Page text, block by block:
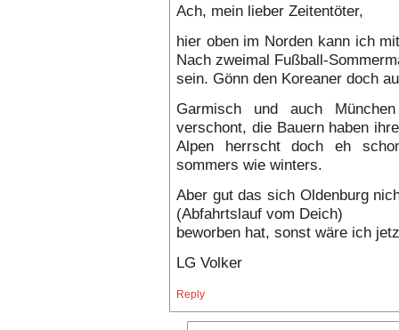
Ach, mein lieber Zeitentöter,
hier oben im Norden kann ich
Nach zweimal Fußball-
sein. Gönn den Koreaner doch
Garmisch und auch
verschont, die Bauern haben
Alpen herrscht doch eh
sommers wie winters.
Aber gut das sich Oldenburg
(Abfahrtslauf vom Deich)
beworben hat, sonst wäre ich
LG Volker
Reply